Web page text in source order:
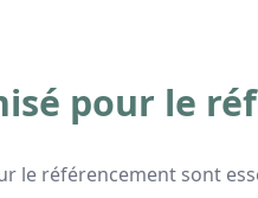
pour le
le référencement sont